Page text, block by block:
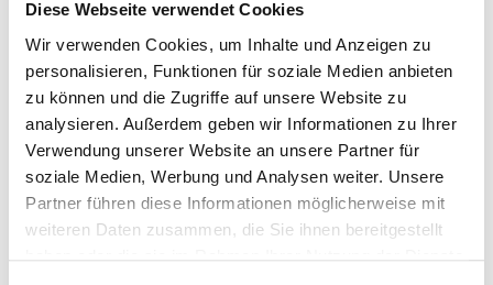
Diese Webseite verwendet Cookies
Wir verwenden Cookies, um Inhalte und Anzeigen zu
personalisieren, Funktionen für soziale Medien anbieten
zu können und die Zugriffe auf unsere Website zu
analysieren. Außerdem geben wir Informationen zu Ihrer
Verwendung unserer Website an unsere Partner für
soziale Medien, Werbung und Analysen weiter. Unsere
Partner führen diese Informationen möglicherweise mit
weiteren Daten zusammen, die Sie ihnen bereitgestellt
haben oder die sie im Rahmen Ihrer Nutzung der Dienste
Ich habe viele Erkenntnisse über die wichtigen
historischen Meilensteine, den Kontext und die
aktuelle Politik im deutschen Prozess der
Energiewende gewonnen. Ich konnte diese mit
dem Potenzial für die Entwicklung von
sauberer Energie in Vietnam vergleichen, und
es hat mein Vertrauen in diesen Prozess
gestärkt.